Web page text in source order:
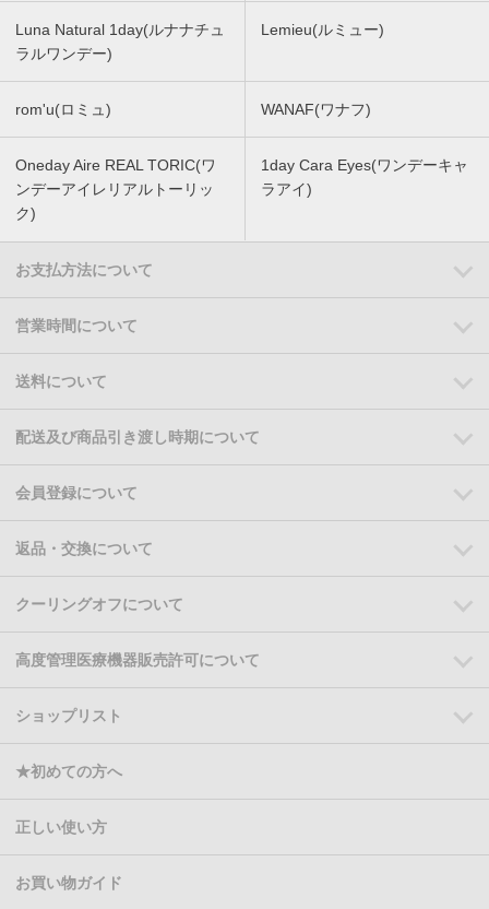
Luna Natural 1day(ルナナチュ
ラルワンデー)
Lemieu(ルミュー)
rom'u(ロミュ) WANAF(ワナフ)
Oneday Aire REAL TORIC(ワ
ンデーアイレリアルトーリッ
ク)
1day Cara Eyes(ワンデーキャ
ラアイ)
お支払方法について
営業時間について
送料について
配送及び商品引き渡し時期について
会員登録について
返品・交換について
クーリングオフについて
高度管理医療機器販売許可について
ショップリスト
★初めての方へ
正しい使い方
お買い物ガイド